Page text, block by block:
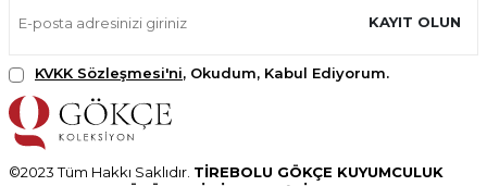
KAYIT OLUN
KVKK Sözleşmesi'ni, Okudum, Kabul Ediyorum.
©2023 Tüm Hakkı Saklıdır. TİREBOLU GÖKÇE KUYUMCULUK